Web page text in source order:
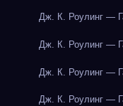
Дж. К. Роулинг —
Дж. К. Роулинг —
Дж. К. Роулинг —
Дж. К. Роулинг —